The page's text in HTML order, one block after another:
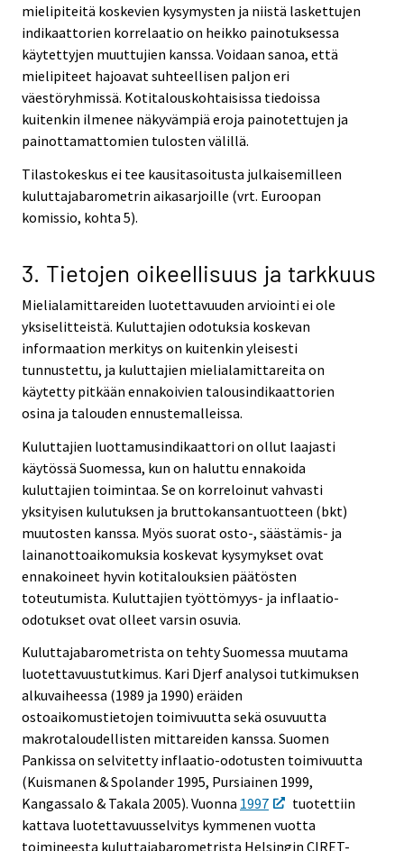
mielipiteitä koskevien kysymysten ja niistä laskettujen
indikaattorien korrelaatio on heikko painotuksessa
käytettyjen muuttujien kanssa. Voidaan sanoa, että
mielipiteet hajoavat suhteellisen paljon eri
väestöryhmissä. Kotitalouskohtaisissa tiedoissa
kuitenkin ilmenee näkyvämpiä eroja painotettujen ja
painottamattomien tulosten välillä.
Tilastokeskus ei tee kausitasoitusta julkaisemilleen
kuluttajabarometrin aikasarjoille (vrt. Euroopan
komissio, kohta 5).
3. Tietojen oikeellisuus ja tarkkuus
Mielialamittareiden luotettavuuden arviointi ei ole
yksiselitteistä. Kuluttajien odotuksia koskevan
informaation merkitys on kuitenkin yleisesti
tunnustettu, ja kuluttajien mielialamittareita on
käytetty pitkään ennakoivien talousindikaattorien
osina ja talouden ennustemalleissa.
Kuluttajien luottamusindikaattori on ollut laajasti
käytössä Suomessa, kun on haluttu ennakoida
kuluttajien toimintaa. Se on korreloinut vahvasti
yksityisen kulutuksen ja bruttokansantuotteen (bkt)
muutosten kanssa. Myös suorat osto-, säästämis- ja
lainanottoaikomuksia koskevat kysymykset ovat
ennakoineet hyvin kotitalouksien päätösten
toteutumista. Kuluttajien työttömyys- ja inflaatio-
odotukset ovat olleet varsin osuvia.
Kuluttajabarometrista on tehty Suomessa muutama
luotettavuustutkimus. Kari Djerf analysoi tutkimuksen
alkuvaiheessa (1989 ja 1990) eräiden
ostoaikomustietojen toimivuutta sekä osuvuutta
makrotaloudellisten mittareiden kanssa. Suomen
Pankissa on selvitetty inflaatio-odotusten toimivuutta
(Kuismanen & Spolander 1995, Pursiainen 1999,
Kangassalo & Takala 2005). Vuonna 1997
tuotettiin
kattava luotettavuusselvitys kymmenen vuotta
toimineesta kuluttajabarometrista Helsingin CIRET-